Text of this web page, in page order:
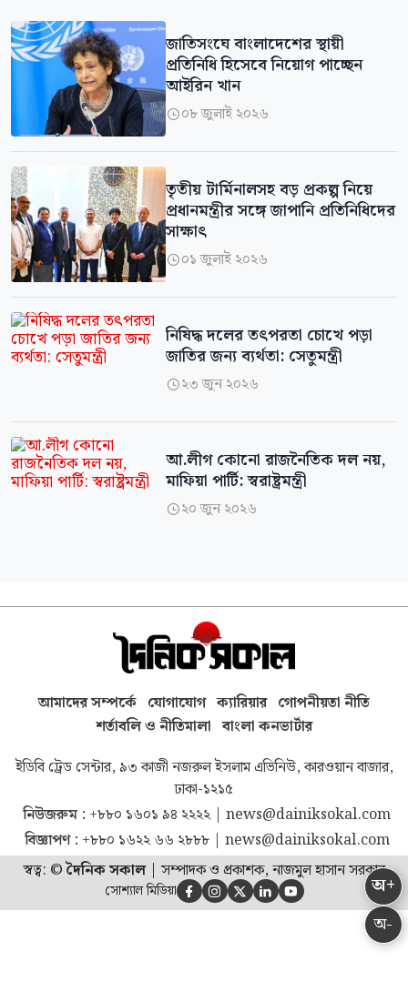
জাতিসংঘে বাংলাদেশের স্থায়ী
প্রতিনিধি হিসেবে নিয়োগ পাচ্ছেন
আইরিন খান
০৮ জুলাই ২০২৬
তৃতীয় টার্মিনালসহ বড় প্রকল্প নিয়ে
প্রধানমন্ত্রীর সঙ্গে জাপানি প্রতিনিধিদের
সাক্ষাৎ
০১ জুলাই ২০২৬
নিষিদ্ধ দলের তৎপরতা চোখে পড়া
জাতির জন্য ব্যর্থতা: সেতুমন্ত্রী
২৩ জুন ২০২৬
আ.লীগ কোনো রাজনৈতিক দল নয়,
মাফিয়া পার্টি: স্বরাষ্ট্রমন্ত্রী
২০ জুন ২০২৬
অ-
অ+
আমাদের সম্পর্কে যোগাযোগ ক্যারিয়ার গোপনীয়তা নীতি
শর্তাবলি ও নীতিমালা বাংলা কনভার্টার
ইডিবি ট্রেড সেন্টার, ৯৩ কাজী নজরুল ইসলাম এভিনিউ, কারওয়ান বাজার,
ঢাকা-১২১৫
নিউজরুম : +৮৮০ ১৬০১ ৯৪ ২২২২| news@dainiksokal.com
বিজ্ঞাপণ : +৮৮০ ১৬২২ ৬৬ ২৮৮৮| news@dainiksokal.com
স্বত্ব: ©দৈনিক সকাল| সম্পাদক ও প্রকাশক, নাজমুল হাসান সরকার
সোশ্যাল মিডিয়া     